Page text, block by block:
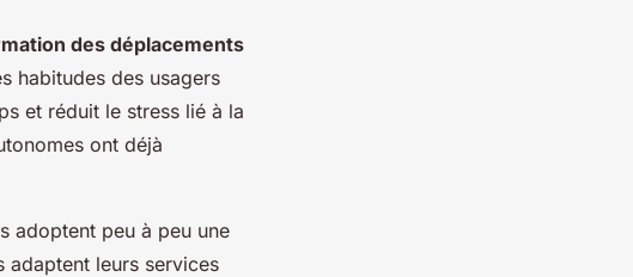
des déplacements
habitudes des usagers
et réduit le stress lié à la
ont déjà
adoptent peu à peu une
adaptent leurs services